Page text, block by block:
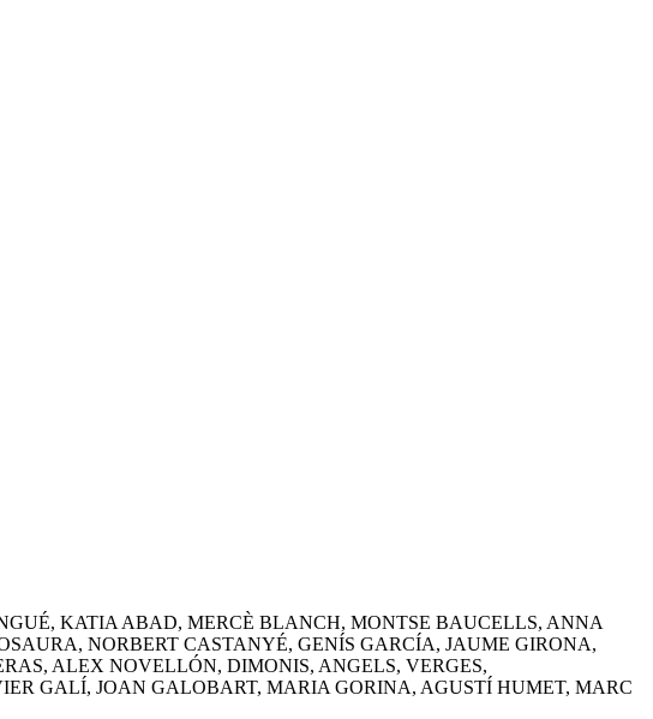
KATIA ABAD, MERCÈ BLANCH, MONTSE BAUCELLS, ANNA
NORBERT CASTANYÉ, GENÍS GARCÍA, JAUME GIRONA,
ALEX NOVELLÓN, DIMONIS, ANGELS, VERGES,
GALÍ, JOAN GALOBART, MARIA GORINA, AGUSTÍ HUMET, MARC